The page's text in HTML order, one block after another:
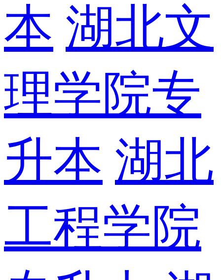
本 湖北文
理学院专
升本 湖北
工程学院